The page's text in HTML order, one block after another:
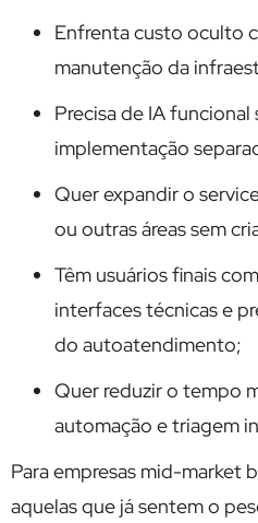
Enfrenta custo oculto
manutenção da
Precisa de IA
implementação
Quer expandir o
ou outras áreas sem
Têm usuários finais
interfaces técnicas e
do autoatendimento;
Quer reduzir o tempo
automação e triagem
Para empresas mid-market
aquelas que já sentem o